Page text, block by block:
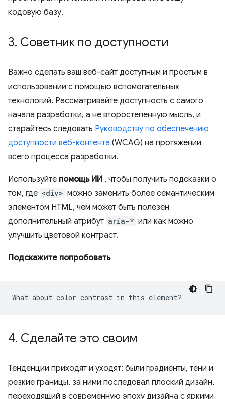
кодовую базу.
3. Советник по доступности
Важно сделать ваш веб-сайт доступным и простым в
использовании с помощью вспомогательных
технологий. Рассматривайте доступность с самого
начала разработки, а не второстепенную мысль, и
старайтесь следовать Руководству по обеспечению
доступности веб-контента (WCAG) на протяжении
всего процесса разработки.
Используйте помощь ИИ , чтобы получить подсказки о
том, где <div> можно заменить более семантическим
элементом HTML, чем может быть полезен
дополнительный атрибут aria-* или как можно
улучшить цветовой контраст.
Подскажите попробовать
4. Сделайте это своим
Тенденции приходят и уходят: были градиенты, тени и
резкие границы, за ними последовал плоский дизайн,
переходящий в современную эпоху дизайна с яркими